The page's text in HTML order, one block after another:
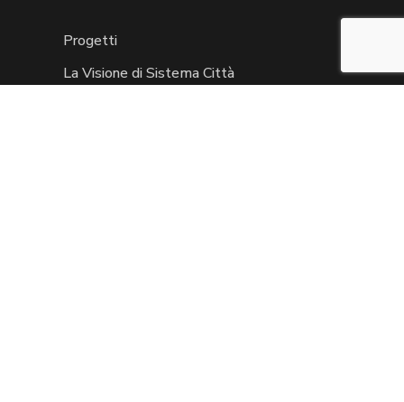
Progetti
La Visione di Sistema Città